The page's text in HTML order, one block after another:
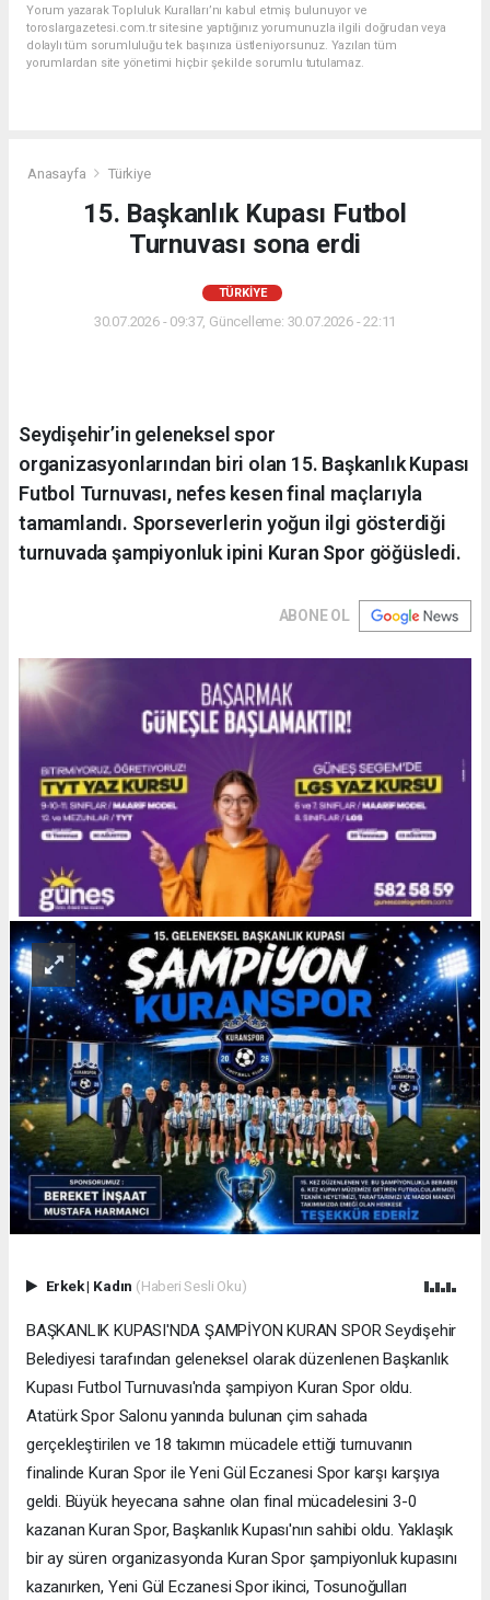
Yorum yazarak Topluluk Kuralları’nı kabul etmiş bulunuyor ve
toroslargazetesi.com.tr sitesine yaptığınız yorumunuzla ilgili doğrudan veya
dolaylı tüm sorumluluğu tek başınıza üstleniyorsunuz. Yazılan tüm
yorumlardan site yönetimi hiçbir şekilde sorumlu tutulamaz.
Anasayfa Türkiye
15. Başkanlık Kupası Futbol
Turnuvası sona erdi
TÜRKIYE
30.07.2026 - 09:37, Güncelleme: 30.07.2026 - 22:11
Seydişehir’in geleneksel spor
organizasyonlarından biri olan 15. Başkanlık Kupası
Futbol Turnuvası, nefes kesen final maçlarıyla
tamamlandı. Sporseverlerin yoğun ilgi gösterdiği
turnuvada şampiyonluk ipini Kuran Spor göğüsledi.
ABONE OL
Erkek| Kadın (Haberi Sesli Oku)
BAŞKANLIK KUPASI'NDA ŞAMPİYON KURAN SPOR Seydişehir
Belediyesi tarafından geleneksel olarak düzenlenen Başkanlık
Kupası Futbol Turnuvası'nda şampiyon Kuran Spor oldu.
Atatürk Spor Salonu yanında bulunan çim sahada
gerçekleştirilen ve 18 takımın mücadele ettiği turnuvanın
finalinde Kuran Spor ile Yeni Gül Eczanesi Spor karşı karşıya
geldi. Büyük heyecana sahne olan final mücadelesini 3-0
kazanan Kuran Spor, Başkanlık Kupası'nın sahibi oldu. Yaklaşık
bir ay süren organizasyonda Kuran Spor şampiyonluk kupasını
kazanırken, Yeni Gül Eczanesi Spor ikinci, Tosunoğulları